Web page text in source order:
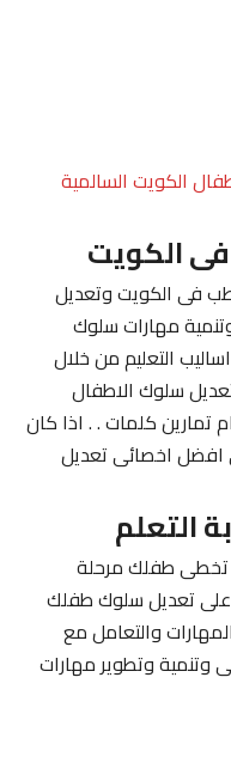
الكويت السالمية
الكويت
فى الكويت وتعديل
مهارات سلوك
التعليم من خلال
سلوك الاطفال
تمارين كلمات . . اذا كان
افضل اخصائى تعديل
التعلم
تخطى طفلك مرحلة
على تعديل سلوك طفلك
والتعامل مع
وتنمية وتطوير مهارات